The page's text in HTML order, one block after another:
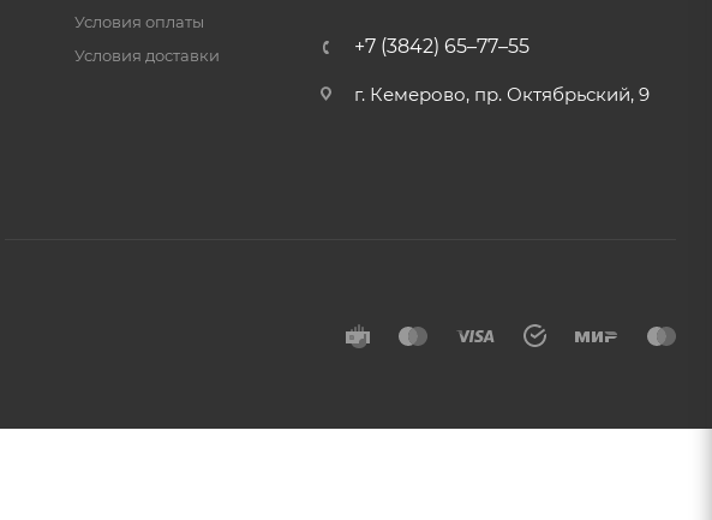
Условия оплаты
Условия доставки
+7 (3842) 65–77–55
г. Кемерово, пр. Октябрьский, 9